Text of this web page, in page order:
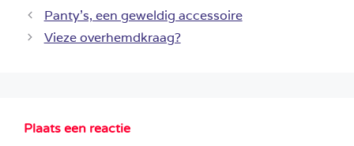
Panty’s, een geweldig accessoire
Vieze overhemdkraag?
Plaats een reactie